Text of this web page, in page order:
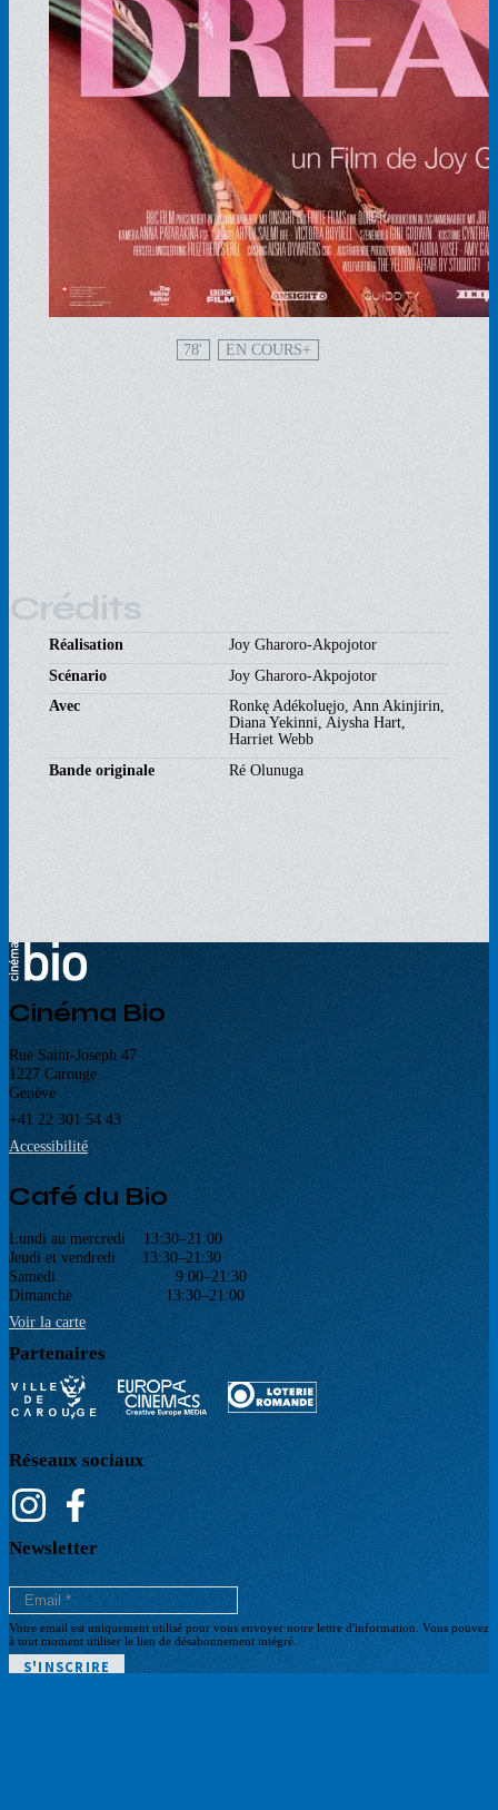
78' EN COURS
Crédits
Réalisation
Joy Gharoro-Akpojotor
Scénario
Joy Gharoro-Akpojotor
Avec
Ronkę Adékoluęjo, Ann Akinjirin,
Diana Yekinni, Aiysha Hart,
Harriet Webb
Bande originale
Ré Olunuga
Cinéma Bio
Rue Saint-Joseph 47
1227 Carouge
Genève
+41 22 301 54 43
Accessibilité
Café du Bio
Lundi au mercredi 13:30–21:00
Jeudi et vendredi 13:30–21:30
Samedi 9:00–21:30
Dimanche 13:30–21:00
Voir la carte
Partenaires
Réseaux sociaux
Newsletter
Votre email est uniquement utilisé pour vous envoyer notre lettre d'information. Vous pouvez
à tout moment utiliser le lien de désabonnement intégré.